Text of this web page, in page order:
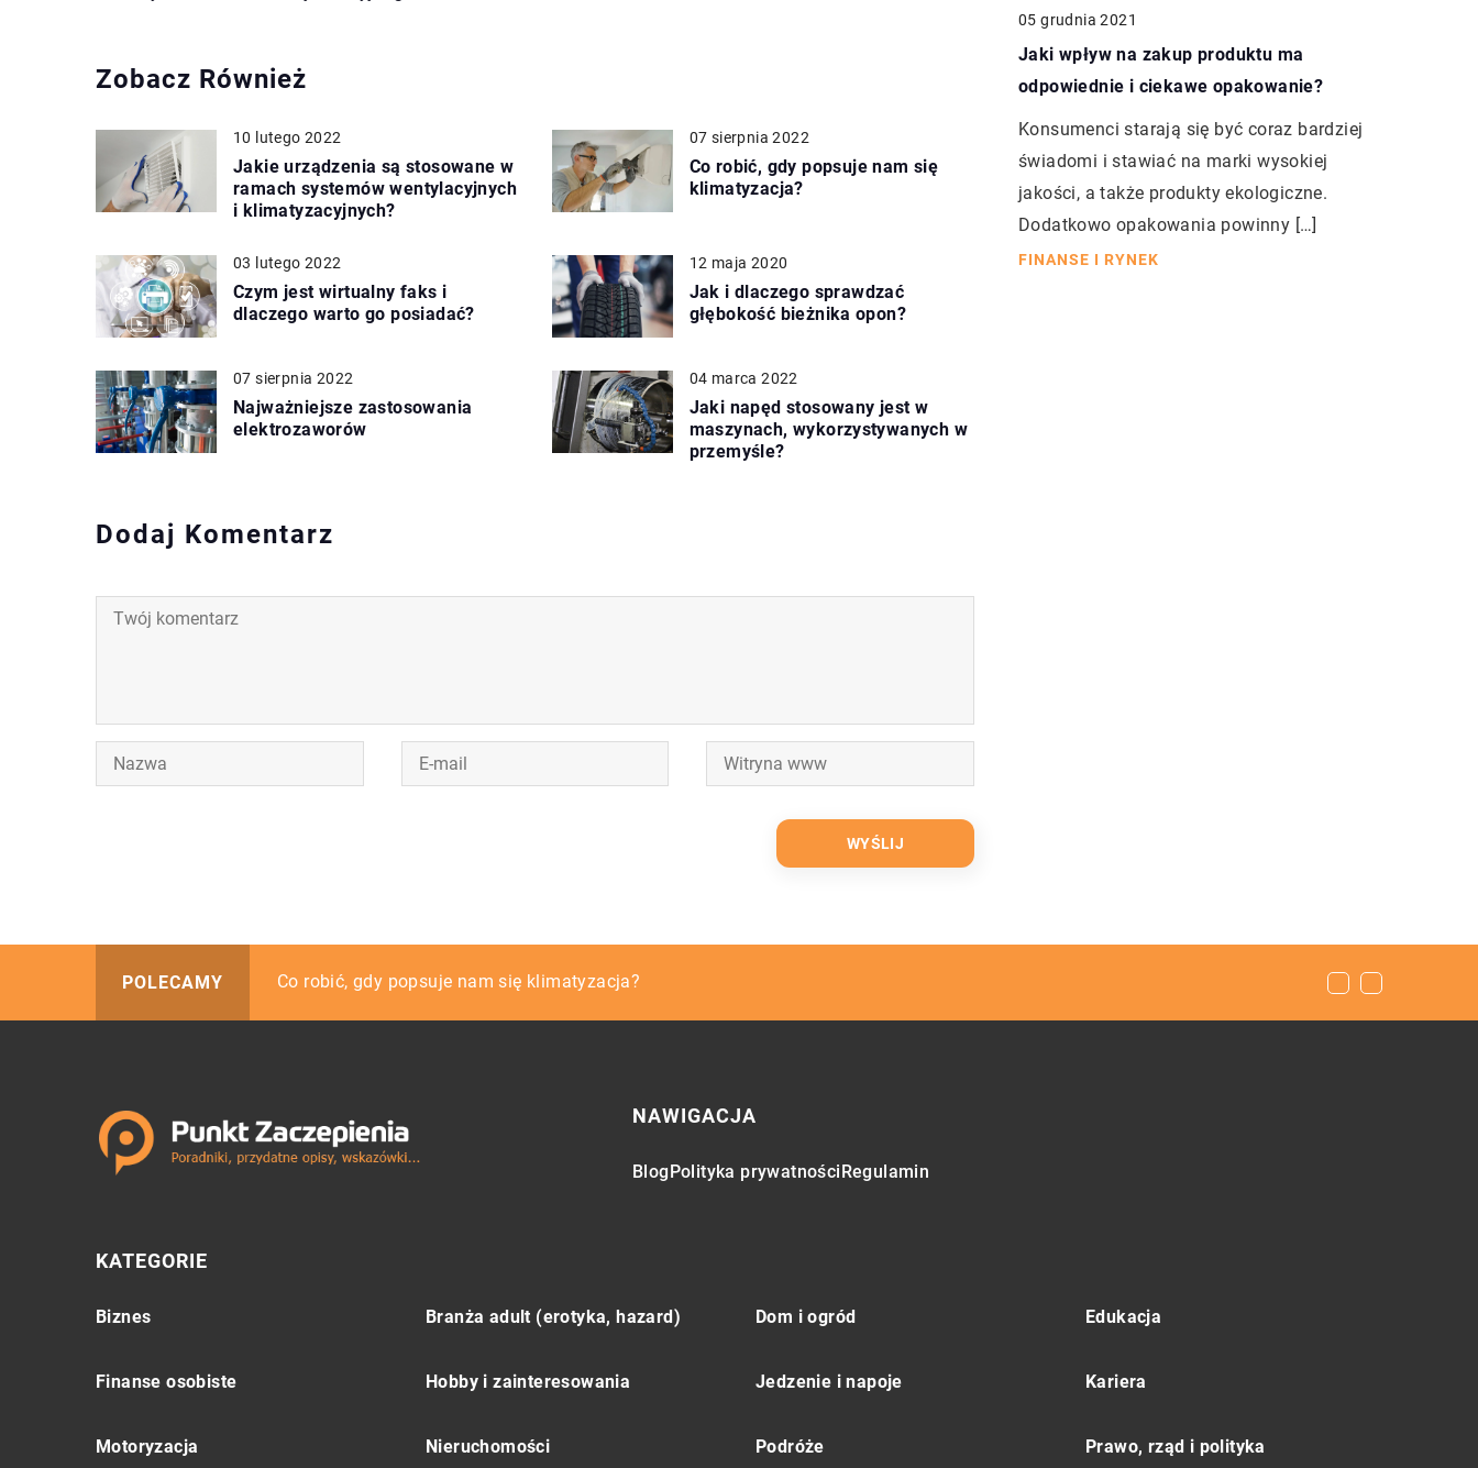
Zobacz Również
10 lutego 2022
Jakie urządzenia są stosowane w
ramach systemów wentylacyjnych
i klimatyzacyjnych?
07 sierpnia 2022
Co robić, gdy popsuje nam się
klimatyzacja?
03 lutego 2022
Czym jest wirtualny faks i
dlaczego warto go posiadać?
12 maja 2020
Jak i dlaczego sprawdzać
głębokość bieżnika opon?
07 sierpnia 2022
Najważniejsze zastosowania
elektrozaworów
04 marca 2022
Jaki napęd stosowany jest w
maszynach, wykorzystywanych w
przemyśle?
Dodaj Komentarz
05 grudnia 2021
Jaki wpływ na zakup produktu ma
odpowiednie i ciekawe opakowanie?
Konsumenci starają się być coraz bardziej
świadomi i stawiać na marki wysokiej
jakości, a także produkty ekologiczne.
Dodatkowo opakowania powinny […]
FINANSE I RYNEK
POLECAMY Praktyczne prezenty na roczek
Co robić, gdy popsuje nam się klimatyzacja?
Dlaczego warto skorzystać z pomocy trenera personalnego?
NAWIGACJA
BlogPolityka prywatnościRegulamin
KATEGORIE
Biznes Branża adult (erotyka, hazard) Dom i ogród Edukacja
Finanse osobiste Hobby i zainteresowania Jedzenie i napoje Kariera
Motoryzacja Nieruchomości Podróże Prawo, rząd i polityka